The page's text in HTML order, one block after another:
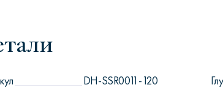
DH-SSR0011-120